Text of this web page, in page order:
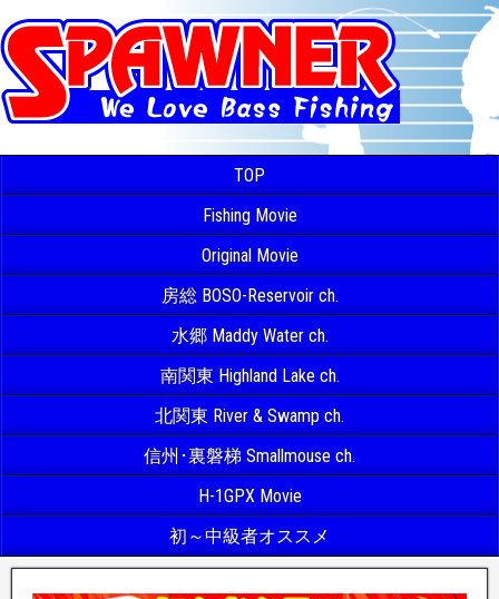
TOP
Fishing Movie
Original Movie
房総 BOSO-Reservoir ch.
水郷 Maddy Water ch.
南関東 Highland Lake ch.
北関東 River & Swamp ch.
信州･裏磐梯 Smallmouse ch.
H-1GPX Movie
初～中級者オススメ